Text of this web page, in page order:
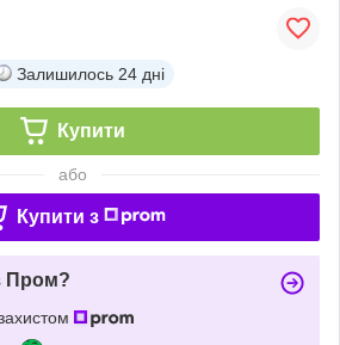
Залишилось 24 дні
Купити
або
Купити з
Пром?